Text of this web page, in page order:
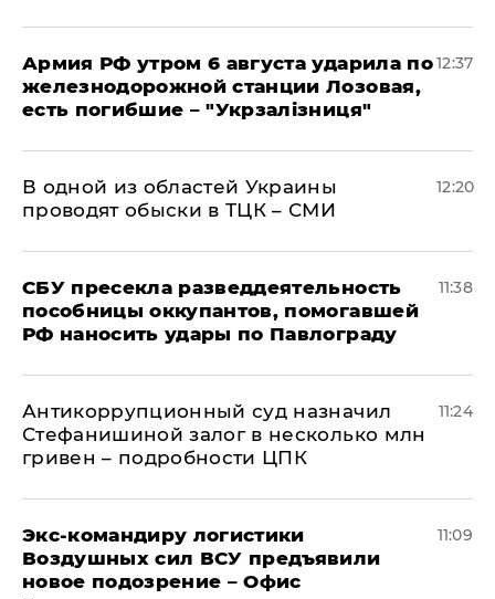
Армия РФ утром 6 августа ударила по
железнодорожной станции Лозовая,
есть погибшие – "Укрзалізниця"
12:37
В одной из областей Украины
проводят обыски в ТЦК – СМИ
12:20
СБУ пресекла разведдеятельность
пособницы оккупантов, помогавшей
РФ наносить удары по Павлограду
11:38
Антикоррупционный суд назначил
Стефанишиной залог в несколько млн
гривен – подробности ЦПК
11:24
Экс-командиру логистики
Воздушных сил ВСУ предъявили
новое подозрение – Офис
11:09